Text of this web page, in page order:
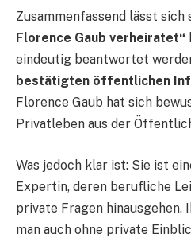
Zusammenfassend lässt sich
Florence Gaub verheiratet“
eindeutig beantwortet
bestätigten öffentlichen
Florence Gaub hat sich
Privatleben aus der
Was jedoch klar ist: Sie ist
Expertin, deren berufliche
private Fragen hinausgehen.
man auch ohne private